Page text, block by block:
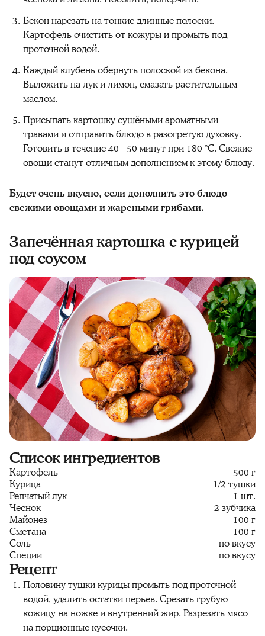
Бекон нарезать на тонкие длинные полоски.
Картофель очистить от кожуры и промыть под
проточной водой.
Каждый клубень обернуть полоской из бекона.
Выложить на лук и лимон, смазать растительным
маслом.
Присыпать картошку сушёными ароматными
травами и отправить блюдо в разогретую духовку.
Готовить в течение 40−50 минут при 180 °C. Свежие
овощи станут отличным дополнением к этому блюду.
Будет очень вкусно, если дополнить это блюдо
свежими овощами и жареными грибами.
Запечённая картошка с курицей
под соусом
Список ингредиентов
Картофель
500 г
Курица
1/2 тушки
Репчатый лук
1 шт.
Чеснок
2 зубчика
Майонез
100 г
Сметана
100 г
Соль
по вкусу
Специи
по вкусу
Рецепт
Половину тушки курицы промыть под проточной
водой, удалить остатки перьев. Срезать грубую
кожицу на ножке и внутренний жир. Разрезать мясо
на порционные кусочки.